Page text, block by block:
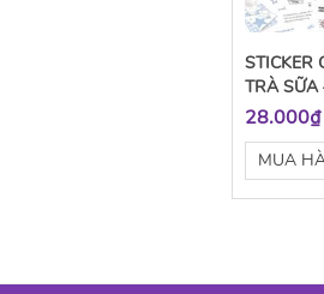
STICKER
TRÀ
28.000₫
MUA